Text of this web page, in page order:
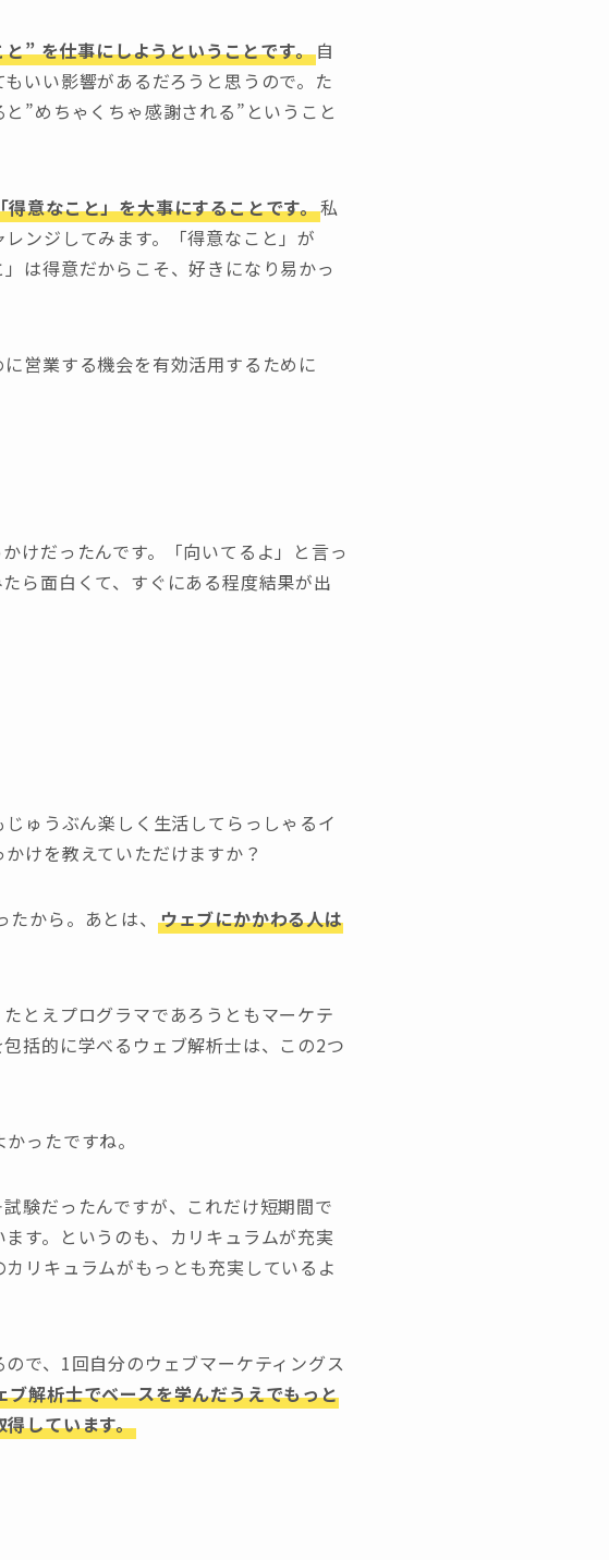
” を仕事にしようということです。自
いい影響があるだろうと思うので。た
”めちゃくちゃ感謝される”ということ
意なこと」を大事にすることです。私
ンジしてみます。「得意なこと」が
は得意だからこそ、好きになり易かっ
営業する機会を有効活用するために
けだったんです。「向いてるよ」と言っ
ら面白くて、すぐにある程度結果が出
じゅうぶん楽しく生活してらっしゃるイ
けを教えていただけますか？
たから。あとは、 ウェブにかかわる人は
とえプログラマであろうともマーケテ
括的に学べるウェブ解析士は、この2つ
ったですね。
験だったんですが、これだけ短期間で
す。というのも、カリキュラムが充実
リキュラムがもっとも充実しているよ
で、1回自分のウェブマーケティングス
ブ解析士でベースを学んだうえでもっと
しています。